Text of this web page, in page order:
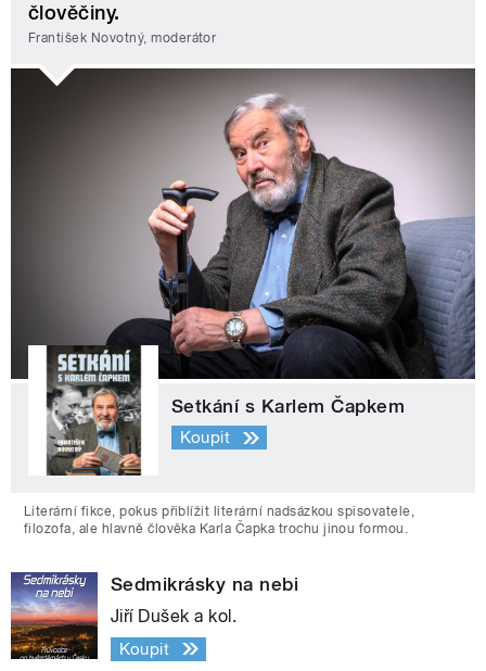
člověčiny.
František Novotný, moderátor
Setkání s Karlem Čapkem
Koupit
Literární fikce, pokus přiblížit literární nadsázkou spisovatele,
filozofa, ale hlavně člověka Karla Čapka trochu jinou formou.
Sedmikrásky na nebi
Jiří Dušek a kol.
Koupit